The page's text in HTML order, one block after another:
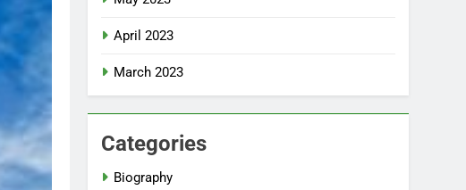
April 2023
March 2023
Categories
Biography